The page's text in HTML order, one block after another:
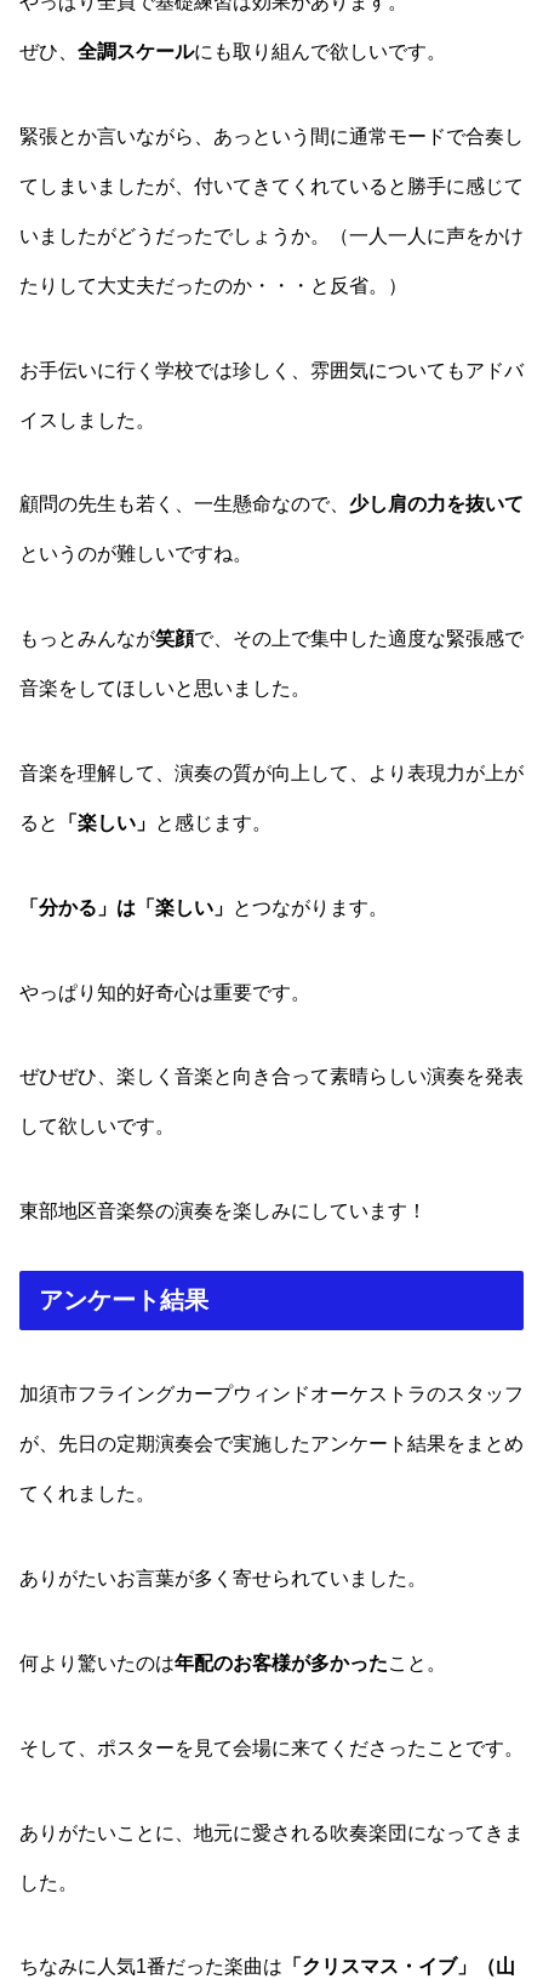
ぜひ、 全調スケールにも取り組んで欲しいです。
緊張とか言いながら、あっという間に通常モードで合奏し
てしまいましたが、付いてきてくれていると勝手に感じて
いましたがどうだったでしょうか。（一人一人に声をかけ
たりして大丈夫だったのか・・・と反省。）
お手伝いに行く学校では珍しく、雰囲気についてもアドバ
イスしました。
顧問の先生も若く、一生懸命なので、 少し肩の力を抜いて
というのが難しいですね。
もっとみんなが笑顔で、その上で集中した適度な緊張感で
音楽をしてほしいと思いました。
音楽を理解して、演奏の質が向上して、より表現力が上が
ると 「楽しい」 と感じます。
「分かる」は「楽しい」 とつながります。
やっぱり知的好奇心は重要です。
ぜひぜひ、楽しく音楽と向き合って素晴らしい演奏を発表
して欲しいです。
東部地区音楽祭の演奏を楽しみにしています！
アンケート結果
加須市フライングカープウィンドオーケストラのスタッフ
が、先日の定期演奏会で実施したアンケート結果をまとめ
てくれました。
ありがたいお言葉が多く寄せられていました。
何より驚いたのは年配のお客様が多かったこと。
そして、ポスターを見て会場に来てくださったことです。
ありがたいことに、地元に愛される吹奏楽団になってきま
した。
ちなみに人気1番だった楽曲は 「クリスマス・イブ」（山